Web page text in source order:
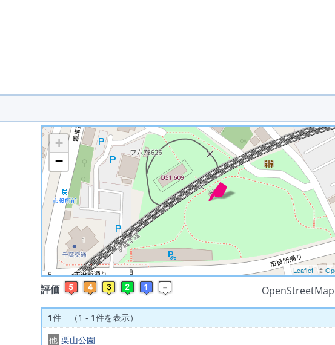
※ マップを検索、表示中です ※
+
−
Leaflet| ©
評価
1件 （1 - 1件を表示）
他 栗山公園